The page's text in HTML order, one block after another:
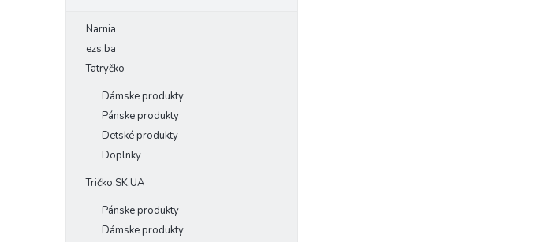
Narnia
ezs.ba
Tatryčko
Dámske produkty
Pánske produkty
Detské produkty
Doplnky
Tričko.SK.UA
Pánske produkty
Dámske produkty